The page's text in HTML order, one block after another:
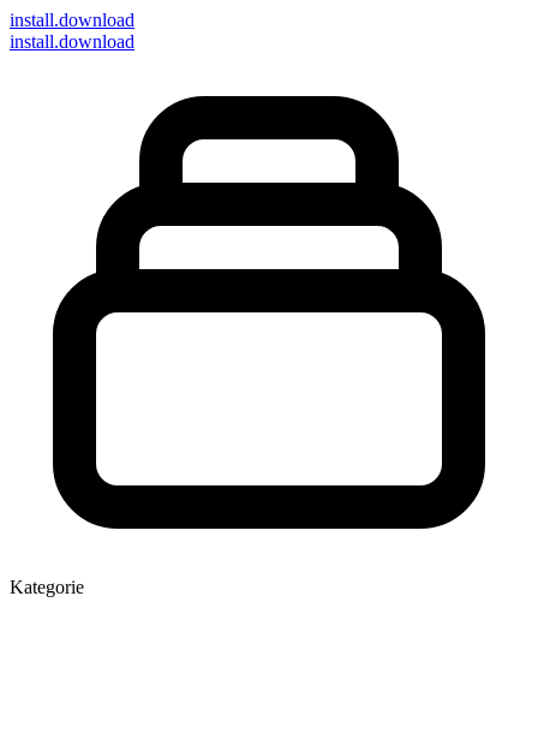
install.download
install.download
Kategorie